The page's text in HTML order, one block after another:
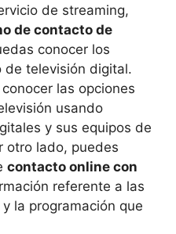
de streaming,
de contacto de
conocer los
de televisión digital.
las opciones
usando
y sus equipos de
otro lado, puedes
contacto online con
referente a las
la programación que